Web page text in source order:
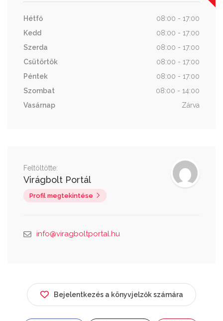
Hétfő
08:00 - 17:00
Kedd
08:00 - 17:00
Szerda
08:00 - 17:00
Csütörtök
08:00 - 17:00
Péntek
08:00 - 17:00
Szombat
08:00 - 14:00
Vasárnap
Zárva
Feltöltötte:
Virágbolt Portál
Profil megtekintése
info@viragboltportal.hu
Bejelentkezés a könyvjelzők számára